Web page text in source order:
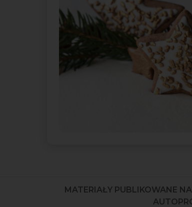
MATERIAŁY PUBLIKOWANE